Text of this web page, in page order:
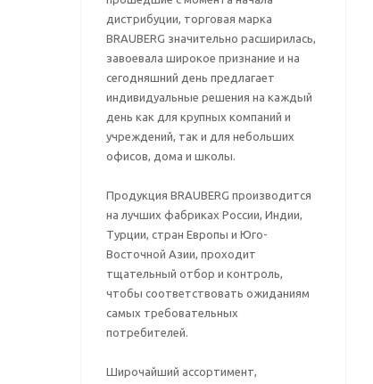
дистрибуции, торговая марка
BRAUBERG значительно расширилась,
завоевала широкое признание и на
сегодняшний день предлагает
индивидуальные решения на каждый
день как для крупных компаний и
учреждений, так и для небольших
офисов, дома и школы.
Продукция BRAUBERG производится
на лучших фабриках России, Индии,
Турции, стран Европы и Юго-
Восточной Азии, проходит
тщательный отбор и контроль,
чтобы соответствовать ожиданиям
самых требовательных
потребителей.
Широчайший ассортимент,